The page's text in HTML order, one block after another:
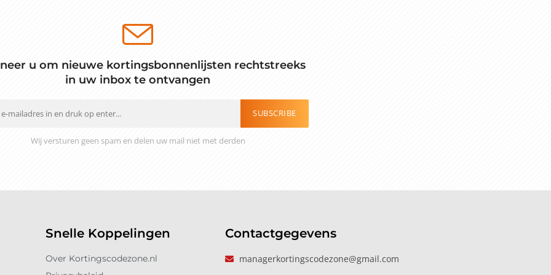
u om nieuwe kortingsbonnenlijsten rechtstreeks
in uw inbox te ontvangen
SUBSCRIBE
Wij versturen geen spam en delen uw mail niet met derden
Snelle Koppelingen
Over Kortingscodezone.nl
Contactgegevens
managerkortingscodezone@gmail.com